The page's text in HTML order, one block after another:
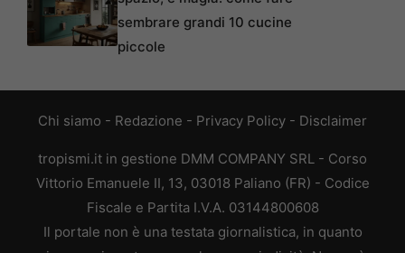
sembrare grandi 10 cucine
piccole
Chi siamo - Redazione - Privacy Policy - Disclaimer
tropismi.it in gestione DMM COMPANY SRL - Corso
Vittorio Emanuele II, 13, 03018 Paliano (FR) - Codice
Fiscale e Partita I.V.A. 03144800608
Il portale non è una testata giornalistica, in quanto